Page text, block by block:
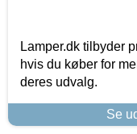
Lamper.dk tilbyder
hvis du køber for
deres udvalg.
Se